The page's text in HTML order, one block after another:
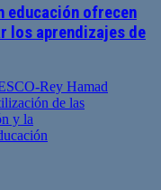
educación ofrecen
los aprendizajes de